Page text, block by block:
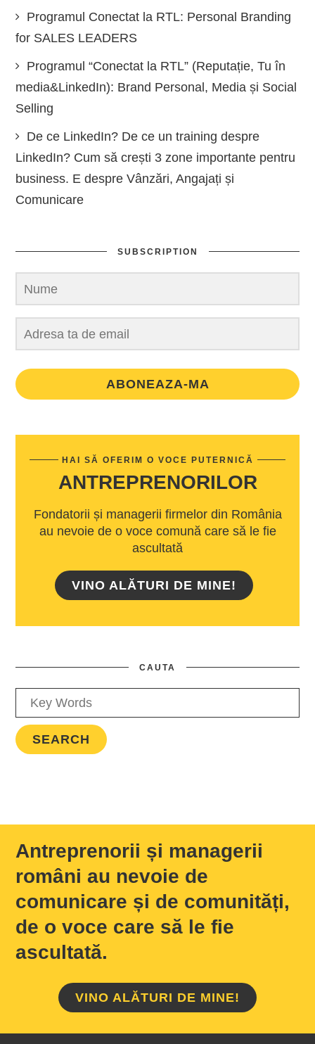
Programul Conectat la RTL: Personal Branding
for SALES LEADERS
Programul “Conectat la RTL” (Reputație, Tu în
media&LinkedIn): Brand Personal, Media și Social
Selling
De ce LinkedIn? De ce un training despre
LinkedIn? Cum să crești 3 zone importante pentru
business. E despre Vânzări, Angajați și
Comunicare
SUBSCRIPTION
ABONEAZA-MA
HAI SĂ OFERIM O VOCE PUTERNICĂ
ANTREPRENORILOR
Fondatorii și managerii firmelor din România
au nevoie de o voce comună care să le fie
ascultată
VINO ALĂTURI DE MINE!
CAUTA
Antreprenorii și managerii
români au nevoie de
comunicare și de comunități,
de o voce care să le fie
ascultată.
VINO ALĂTURI DE MINE!